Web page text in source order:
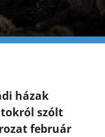
házak
szólt
február